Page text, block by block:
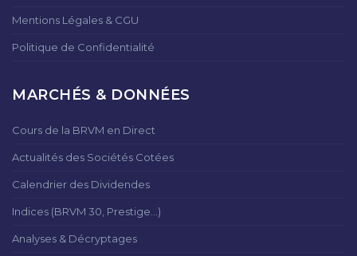
Mentions Légales & CGU
Politique de Confidentialité
MARCHÉS & DONNÉES
Cours de la BRVM en Direct
Actualités des Sociétés Cotées
Calendrier des Dividendes
Indices (BRVM 30, Prestige...)
Analyses & Décryptages